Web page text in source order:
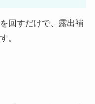
回すだけで、露出補
。